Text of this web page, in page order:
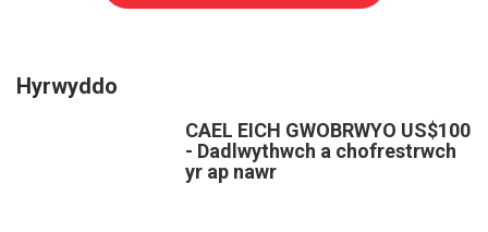
Hyrwyddo
CAEL EICH GWOBRWYO US$100
- Dadlwythwch a chofrestrwch
yr ap nawr